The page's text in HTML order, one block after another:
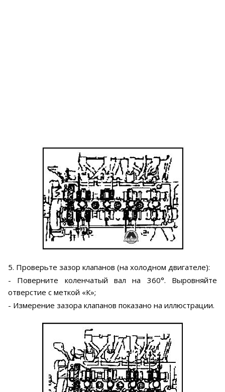
5. Проверьте зазор клапанов (на холодном двигателе):
- Поверните коленчатый вал на 360°. Выровняйте
отверстие с меткой «К»;
- Измерение зазора клапанов показано на иллюстрации.